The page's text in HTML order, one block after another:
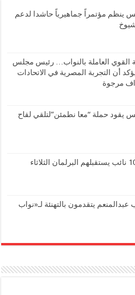
ينظم مؤتمراً جماهيرياً حاشدا لدعم
القوي العاملة بالنواب… رئيس مجلس
أن التجربة المصرية في الاتحادات
مرجوة
يقود حملة “معا نطمئن”لتلقي لقاح
ننشر أسماء أول 100 نائب يستقبلهم البرلمان الثلاثاء
عبدالمنعم يتقدمون بالتهنئة لـ«نواب